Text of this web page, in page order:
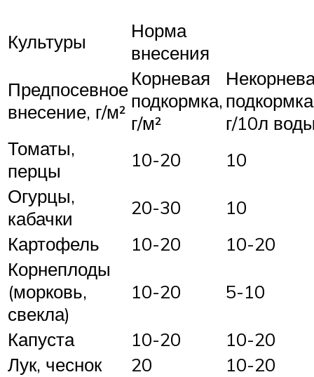
Культуры
Норма
внесения
Предпосевное
внесение, г/м²
Корневая
подкормка,
г/м²
г/10л
Томаты,
перцы
10-20
10
Огурцы,
кабачки
20-30
10
Картофель
10-20
10-20
Корнеплоды
(морковь,
свекла)
10-20 5-10
Капуста 10-20
10-20
Лук, чеснок
20 10-20